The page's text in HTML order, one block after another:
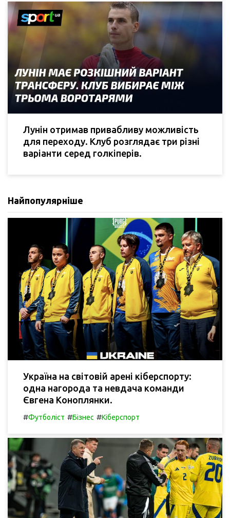
Лунін отримав привабливу можливість
для переходу. Клуб розглядає три різні
варіанти серед голкіперів.
Найпопулярніше
Україна на світовій арені кіберспорту:
одна нагорода та невдача команди
Євгена Коноплянки.
#Футболіст #Бізнес #Кіберспорт